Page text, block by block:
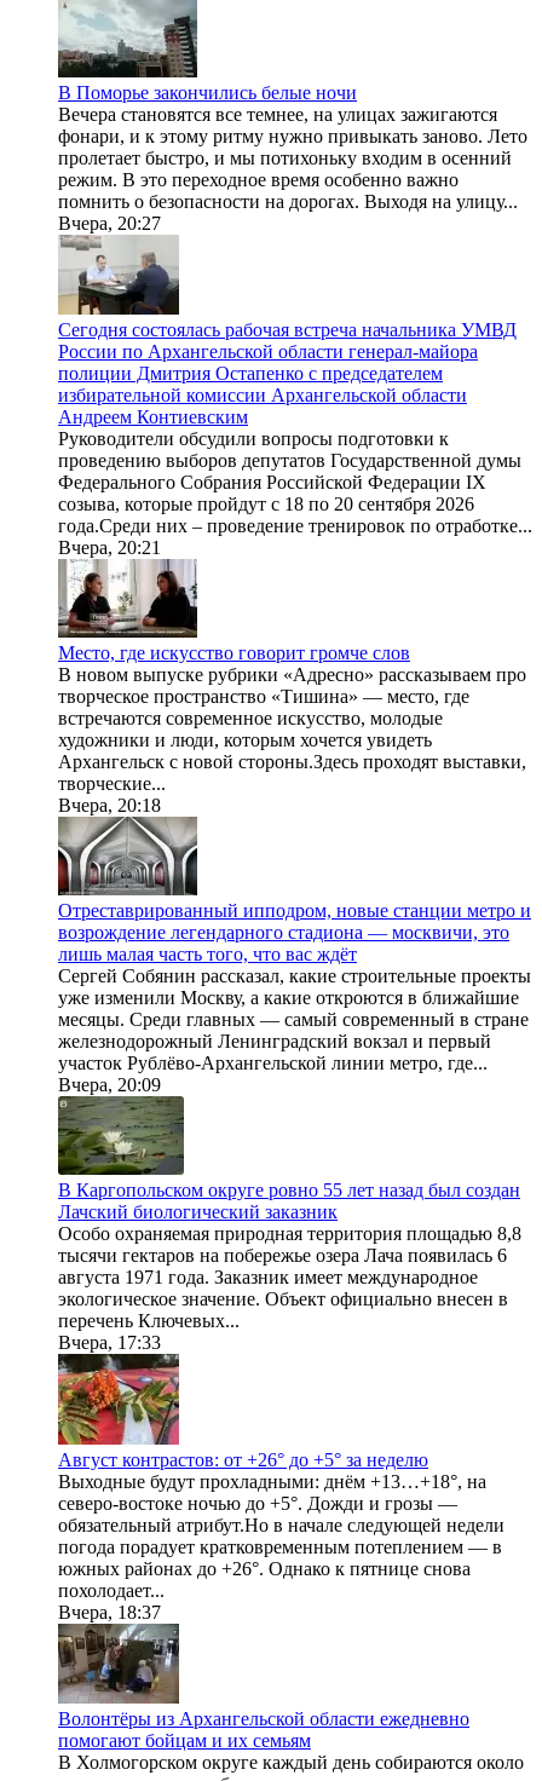
В Поморье закончились белые ночи
Вечера становятся все темнее, на улицах зажигаются
фонари, и к этому ритму нужно привыкать заново. Лето
пролетает быстро, и мы потихоньку входим в осенний
режим. В это переходное время особенно важно
помнить о безопасности на дорогах. Выходя на улицу...
Вчера, 20:27
Сегодня состоялась рабочая встреча начальника УМВД
России по Архангельской области генерал-майора
полиции Дмитрия Остапенко с председателем
избирательной комиссии Архангельской области
Андреем Контиевским
Руководители обсудили вопросы подготовки к
проведению выборов депутатов Государственной думы
Федерального Собрания Российской Федерации IX
созыва, которые пройдут с 18 по 20 сентября 2026
года.Среди них – проведение тренировок по отработке...
Вчера, 20:21
Место, где искусство говорит громче слов
В новом выпуске рубрики «Адресно» рассказываем про
творческое пространство «Тишина» — место, где
встречаются современное искусство, молодые
художники и люди, которым хочется увидеть
Архангельск с новой стороны.Здесь проходят выставки,
творческие...
Вчера, 20:18
Отреставрированный ипподром, новые станции метро и
возрождение легендарного стадиона — москвичи, это
лишь малая часть того, что вас ждёт
Сергей Собянин рассказал, какие строительные проекты
уже изменили Москву, а какие откроются в ближайшие
месяцы. Среди главных — самый современный в стране
железнодорожный Ленинградский вокзал и первый
участок Рублёво-Архангельской линии метро, где...
Вчера, 20:09
В Каргопольском округе ровно 55 лет назад был создан
Лачский биологический заказник
Особо охраняемая природная территория площадью 8,8
тысячи гектаров на побережье озера Лача появилась 6
августа 1971 года. Заказник имеет международное
экологическое значение. Объект официально внесен в
перечень Ключевых...
Вчера, 17:33
Август контрастов: от +26° до +5° за неделю
Выходные будут прохладными: днём +13…+18°, на
северо-востоке ночью до +5°. Дожди и грозы —
обязательный атрибут.Но в начале следующей недели
погода порадует кратковременным потеплением — в
южных районах до +26°. Однако к пятнице снова
похолодает...
Вчера, 18:37
Волонтёры из Архангельской области ежедневно
помогают бойцам и их семьям
В Холмогорском округе каждый день собираются около